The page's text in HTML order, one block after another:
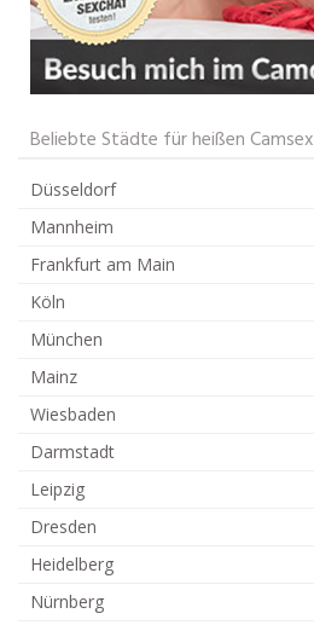
Beliebte Städte für heißen Camsex
Düsseldorf
Mannheim
Frankfurt am Main
Köln
München
Mainz
Wiesbaden
Darmstadt
Leipzig
Dresden
Heidelberg
Nürnberg